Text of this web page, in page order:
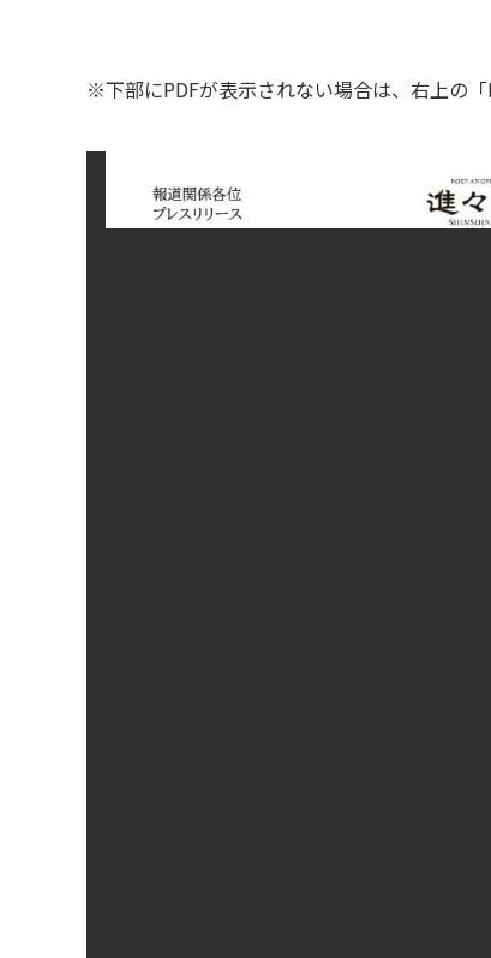
※下部にPDFが表示されない場合は、右上の